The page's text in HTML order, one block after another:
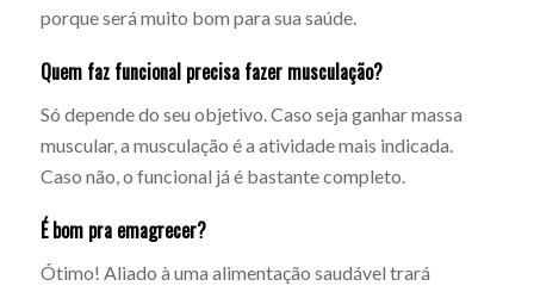
porque será muito bom para sua saúde.
Quem faz funcional precisa fazer musculação?
Só depende do seu objetivo. Caso seja ganhar massa
muscular, a musculação é a atividade mais indicada.
Caso não, o funcional já é bastante completo.
É bom pra emagrecer?
Ótimo! Aliado à uma alimentação saudável trará